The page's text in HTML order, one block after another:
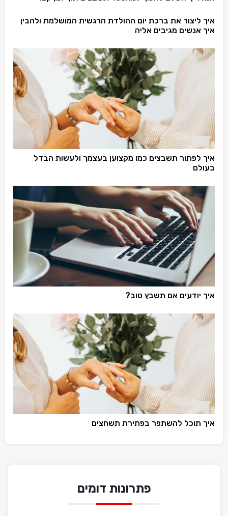
איך ליצור את ברכת יום ההולדת הרגשית המושלמת ולהבין
איך אנשים מגיבים אליה
איך לפתור תשבצים כמו מקצוען בעצמך ולעשות הבדל
בעולם
איך יודעים אם תשבץ טוב?
איך תוכל להשתפר בפתירת תשחצים
פתרונות דומים